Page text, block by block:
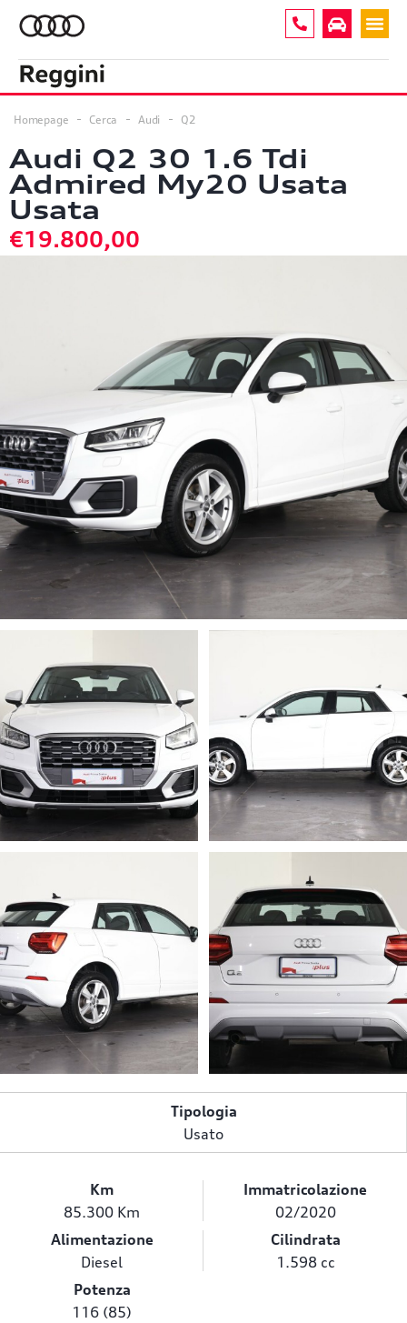
A1
A3
A4 3
A5
A5 COUPE'
12
2
1
Q5
Q6 E-TRON
Q8
1
1
Homepage Cerca Audi Q2
Audi Q2 30 1.6 Tdi
Admired My20 Usata
Usata
€19.800,00
Tipologia
Usato
Km
85.300 Km
Immatricolazione
02/2020
Alimentazione
Diesel
Cilindrata
1.598 cc
Potenza
116 (85)